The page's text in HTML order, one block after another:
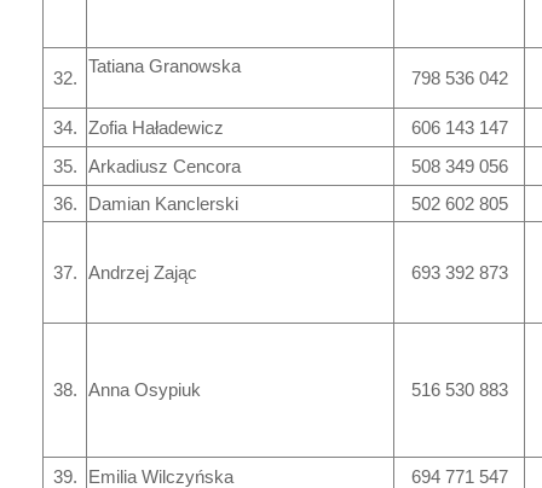
32.
Tatiana Granowska
798 536 042
34. Zofia Haładewicz
606 143 147
35. Arkadiusz Cencora
508 349 056
36.
Damian Kanclerski 502 602 805
37. Andrzej Zając 693 392 873
38. Anna Osypiuk 516 530 883
39. Emilia Wilczyńska 694 771 547